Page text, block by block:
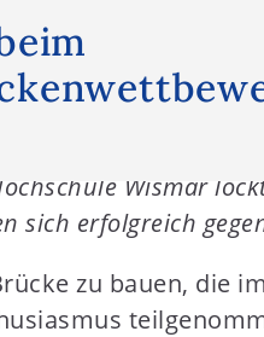
Wismar
sich erfolgreich
zu bauen, die